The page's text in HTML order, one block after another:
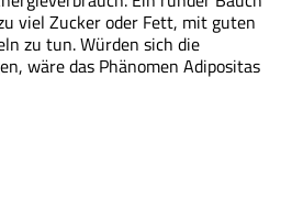
viel Zucker oder Fett, mit guten
zu tun. Würden sich die
wäre das Phänomen Adipositas